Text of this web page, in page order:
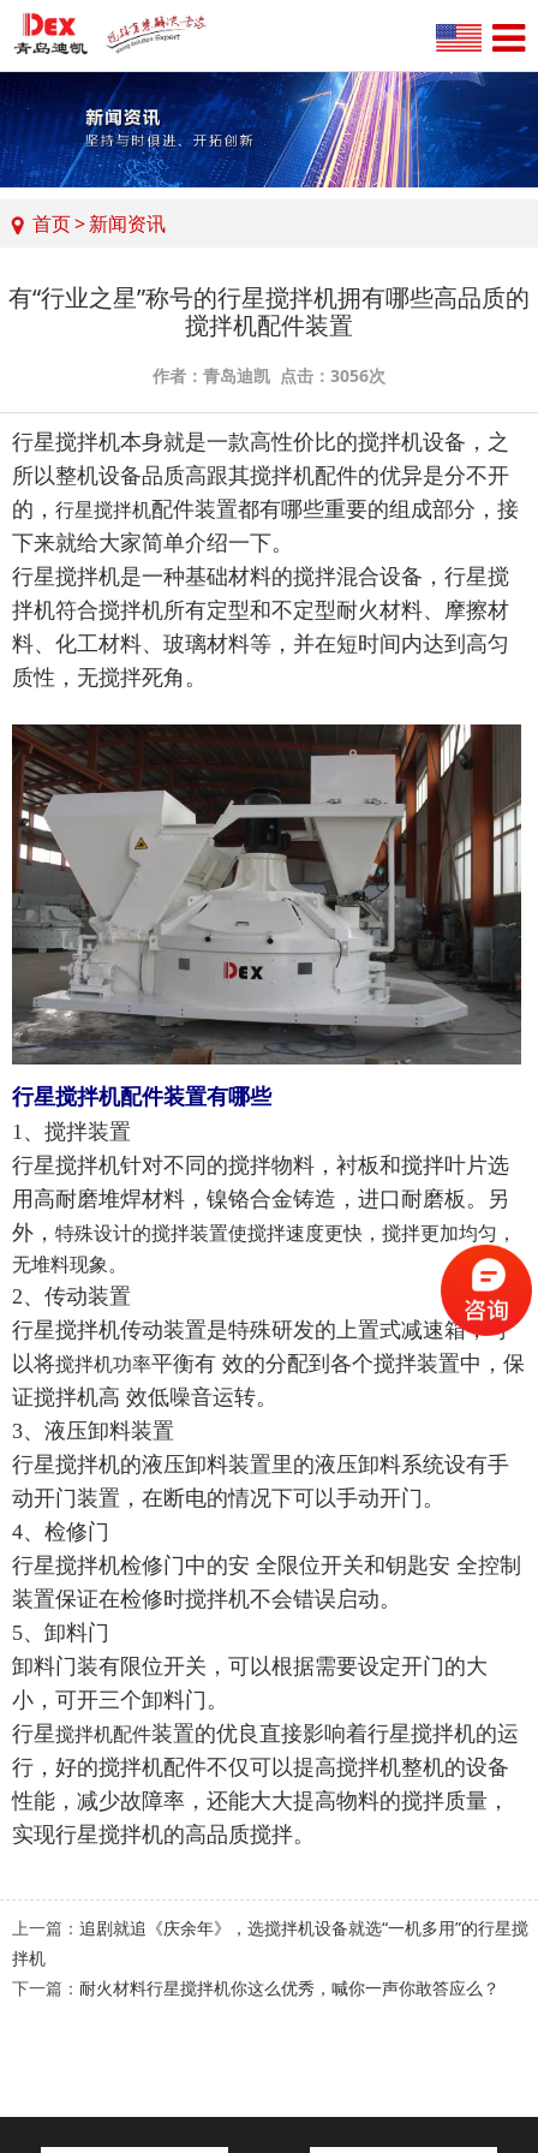
首页>新闻资讯
有“行业之星”称号的行星搅拌机拥有哪些高品质的
搅拌机配件装置
作者：青岛迪凯 点击：3056次
行星搅拌机本身就是一款高性价比的搅拌机设备，之
所以整机设备品质高跟其搅拌机配件的优异是分不开
的， 行星搅拌机配件装置都有哪些重要的组成部分，接
下来就给大家简单介绍一下。
行星搅拌机是一种基础材料的搅拌混合设备，行星搅
拌机符合搅拌机所有定型和不定型耐火材料、摩擦材
料、化工材料、玻璃材料等，并在短时间内达到高匀
质性，无搅拌死角。
行星搅拌机配件装置有哪些
1、搅拌装置
行星搅拌机针对不同的搅拌物料，衬板和搅拌叶片选
用高耐磨堆焊材料，镍铬合金铸造，进口耐磨板。另
外， 特殊设计的搅拌装置使搅拌速度更快，搅拌更加均匀，
无堆料现象。
2、传动装置
行星搅拌机传动装置是特殊研发的上置式减速箱，可
以将搅拌机功率平衡有 效的分配到各个搅拌装置中，保
证搅拌机高 效低噪音运转。
3、液压卸料装置
行星搅拌机的液压卸料装置里的液压卸料系统设有手
动开门装置，在断电的情况下可以手动开门。
4、检修门
行星搅拌机检修门中的安 全限位开关和钥匙安 全控制
装置保证在检修时搅拌机不会错误启动。
5、卸料门
卸料门装有限位开关，可以根据需要设定开门的大
小，可开三个卸料门。
行星搅拌机配件装置的优良直接影响着行星搅拌机的运
行，好的搅拌机配件不仅可以提高搅拌机整机的设备
性能，减少故障率，还能大大提高物料的搅拌质量，
实现行星搅拌机的高品质搅拌。
上一篇： 追剧就追《庆余年》，选搅拌机设备就选“一机多用”的行星搅
拌机
下一篇： 耐火材料行星搅拌机你这么优秀，喊你一声你敢答应么？